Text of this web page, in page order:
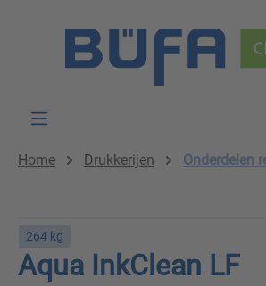
Home Drukkerijen Onderdelen
264 kg
Aqua InkClean LF